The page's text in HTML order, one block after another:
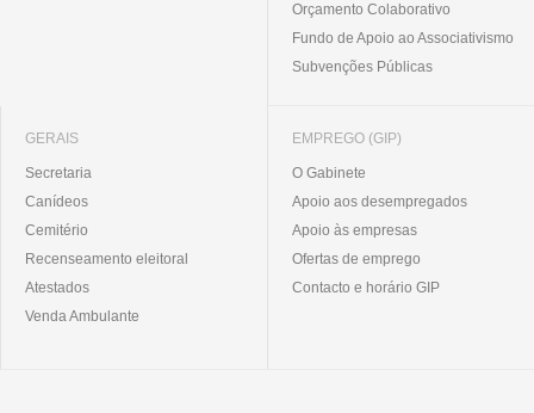
Orçamento Colaborativo
Fundo de Apoio ao Associativismo
Subvenções Públicas
GERAIS
Secretaria
Canídeos
Cemitério
Recenseamento eleitoral
Atestados
Venda Ambulante
EMPREGO (GIP)
O Gabinete
Apoio aos desempregados
Apoio às empresas
Ofertas de emprego
Contacto e horário GIP